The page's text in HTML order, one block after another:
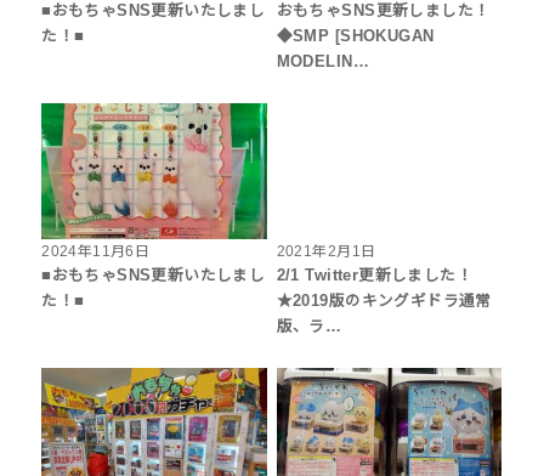
■おもちゃSNS更新いたしまし
た！■
おもちゃSNS更新しました！
◆SMP [SHOKUGAN
MODELIN…
2024年11月6日
■おもちゃSNS更新いたしまし
た！■
2021年2月1日
2/1 Twitter更新しました！
★2019版のキングギドラ通常
版、ラ…